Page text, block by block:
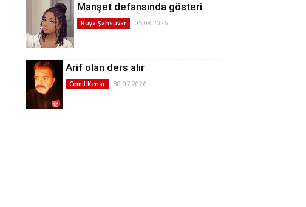
Manşet defansında gösteri
Rüya Şahsuvar 05.08.2026
Arif olan ders alır
Cemil Kenar 30.07.2026